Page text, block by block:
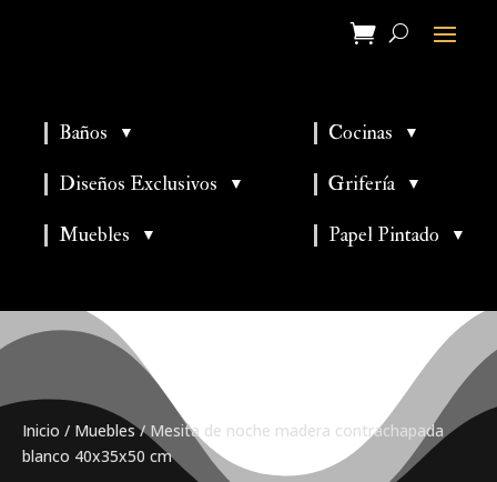
Baños ▼ Cocinas ▼
Diseños Exclusivos ▼ Grifería ▼
Muebles ▼ Papel Pintado ▼
Inicio / Muebles/ Mesita de noche madera contrachapada
blanco 40x35x50 cm